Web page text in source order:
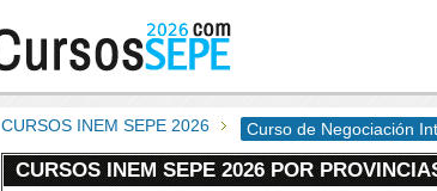
CURSOS INEM SEPE 2026 Curso de Negociación
CURSOS INEM SEPE 2026 POR